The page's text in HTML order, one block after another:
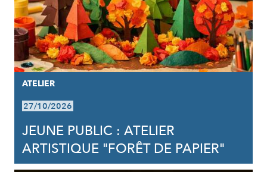
ATELIER
27/10/2026
JEUNE PUBLIC : ATELIER
ARTISTIQUE "FORÊT DE PAPIER"